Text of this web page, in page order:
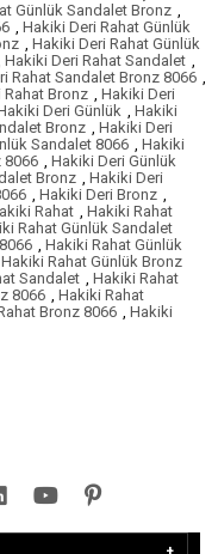
Günlük Sandalet Bronz ,
, Hakiki Deri Rahat Günlük
, Hakiki Deri Rahat Günlük
Hakiki Deri Rahat Sandalet ,
Rahat Sandalet Bronz 8066 ,
Rahat Bronz , Hakiki Deri
Deri Günlük , Hakiki
Bronz , Hakiki Deri
Sandalet 8066 , Hakiki
8066 , Hakiki Deri Günlük
Bronz , Hakiki Deri
, Hakiki Deri Bronz ,
Rahat , Hakiki Rahat
Rahat Günlük Sandalet
, Hakiki Rahat Günlük
Hakiki Rahat Günlük Bronz
Sandalet , Hakiki Rahat
8066 , Hakiki Rahat
Bronz 8066 , Hakiki